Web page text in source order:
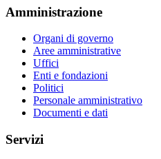
Amministrazione
Organi di governo
Aree amministrative
Uffici
Enti e fondazioni
Politici
Personale amministrativo
Documenti e dati
Servizi